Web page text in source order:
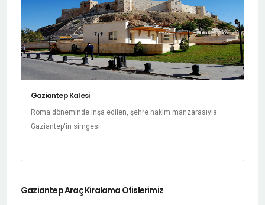
Gaziantep Kalesi
Roma döneminde inşa edilen, şehre hakim manzarasıyla
Gaziantep'in simgesi.
Gaziantep Araç Kiralama Ofislerimiz